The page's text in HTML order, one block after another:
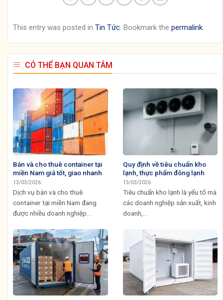
This entry was posted in Tin Tức. Bookmark the permalink.
CÓ THỂ BẠN QUAN TÂM
Bán và cho thuê container tại
miền Nam giá tốt, giao nhanh
13/03/2026
Dịch vụ bán và cho thuê
container tại miền Nam đang
được nhiều doanh nghiệp...
Quy định về tiêu chuẩn kho
lạnh, thực phẩm đông lạnh
13/03/2026
Tiêu chuẩn kho lạnh là yếu tố mà
các doanh nghiệp sản xuất, kinh
doanh,...